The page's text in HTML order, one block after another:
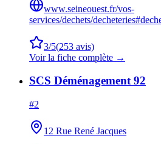
www.seineouest.fr/vos-
services/dechets/
3/5(253 avis)
Voir la fiche complète →
SCS Déménagement 92
#2
12 Rue René Jacques